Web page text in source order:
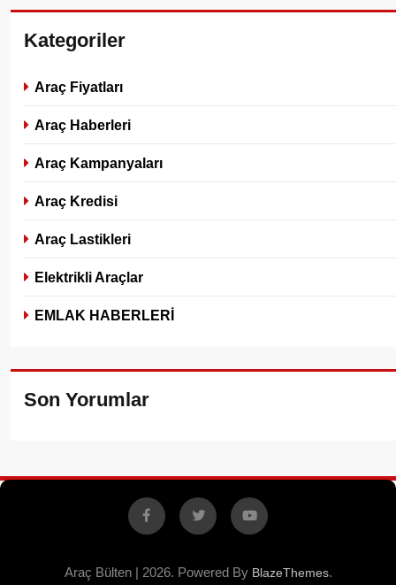
Kategoriler
Araç Fiyatları
Araç Haberleri
Araç Kampanyaları
Araç Kredisi
Araç Lastikleri
Elektrikli Araçlar
EMLAK HABERLERİ
Son Yorumlar
Facebook
X YouTube
Araç Bülten | 2026. Powered By BlazeThemes.